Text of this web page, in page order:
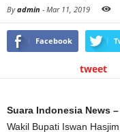
Byadmin - Mar 11, 2019
Facebook
tweet
Suara Indonesia News
Wakil Bupati Iswan